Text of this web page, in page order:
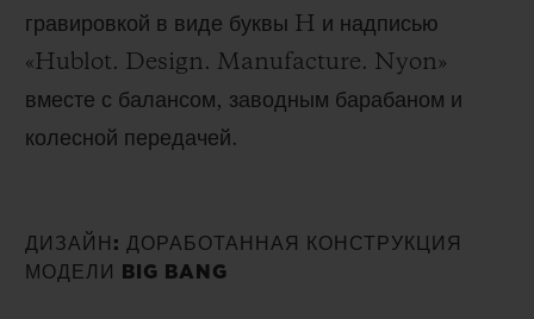
гравировкой в виде буквы H и надписью
«Hublot. Design. Manufacture. Nyon»
вместе с балансом, заводным барабаном и
колесной передачей.
ДИЗАЙН: ДОРАБОТАННАЯ КОНСТРУКЦИЯ
МОДЕЛИ BIG BANG